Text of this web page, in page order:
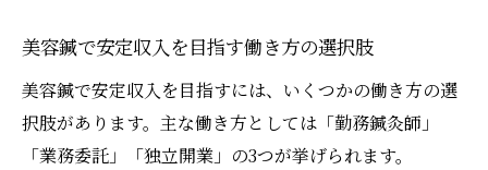
る
美容鍼やってはいけない事例と収益性の関
美容鍼 続けた結果が収益性に与える影響と
美容鍼で安定収入を目指す働き方の選択肢
美容鍼で安定収入を目指すには、いくつかの働き方の選
択肢があります。主な働き方としては「勤務鍼灸師」
「業務委託」「独立開業」の3つが挙げられます。